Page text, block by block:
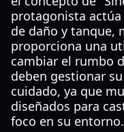
protagonista
de daño y tanque,
proporciona una
cambiar el rumbo
deben gestionar
cuidado, ya que
diseñados para
foco en su entorno.